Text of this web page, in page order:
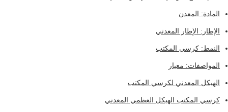
المادة: المعدن
الإطار: الإطار المعدني
النمط: كرسي المكتب
المواصفات: معيار
الهيكل المعدني لكرسي المكتب
كرسي المكتب الهيكل العظمي المعدني